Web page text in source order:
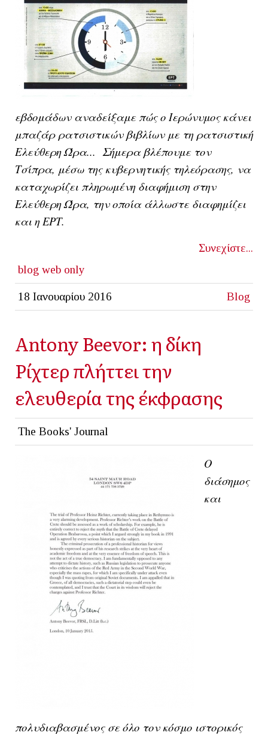
εβδομάδων αναδείξαμε πώς ο Ιερώνυμος κάνει
μπαζάρ ρατσιστικών βιβλίων με τη ρατσιστική
Ελεύθερη Ώρα... Σήμερα βλέπουμε τον
Τσίπρα, μέσω της κυβερνητικής τηλεόρασης, να
καταχωρίζει πληρωμένη διαφήμιση στην
Ελεύθερη Ώρα, την οποία άλλωστε διαφημίζει
και η ΕΡΤ.
Συνεχίστε...
blog web only
18 Ιανουαρίου 2016 Blog
Antony Beevor: η δίκη
Ρίχτερ πλήττει την
ελευθερία της έκφρασης
The Books' Journal
Ο
διάσημος
και
πολυδιαβασμένος σε όλο τον κόσμο ιστορικός